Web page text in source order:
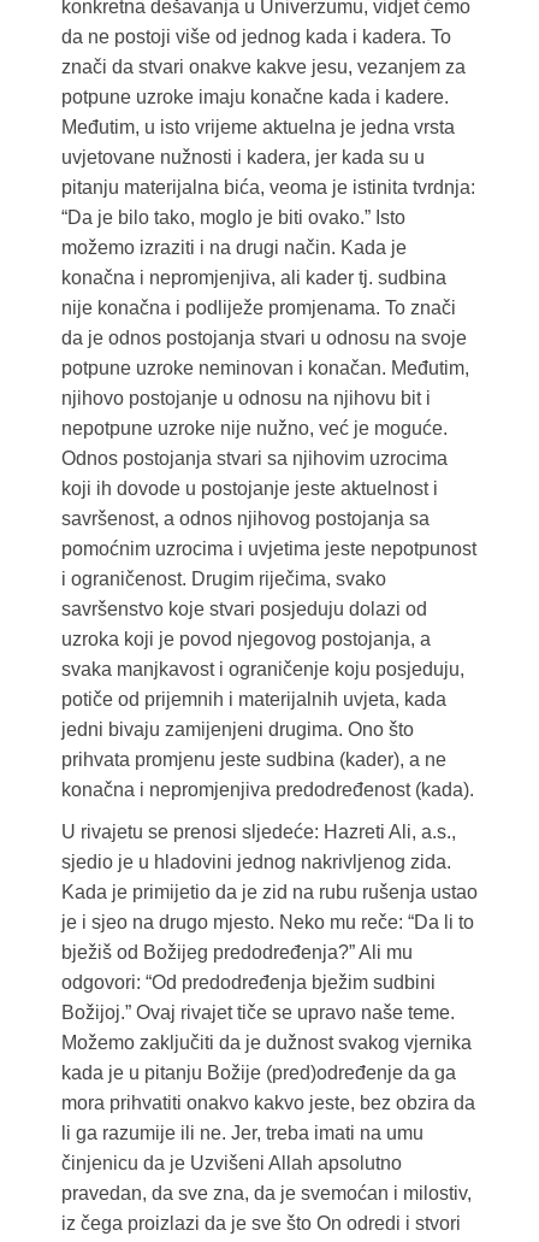
konkretna dešavanja u Univerzumu, vidjet ćemo
da ne postoji više od jednog kada i kadera. To
znači da stvari onakve kakve jesu, vezanjem za
potpune uzroke imaju konačne kada i kadere.
Međutim, u isto vrijeme aktuelna je jedna vrsta
uvjetovane nužnosti i kadera, jer kada su u
pitanju materijalna bića, veoma je istinita tvrdnja:
“Da je bilo tako, moglo je biti ovako.” Isto
možemo izraziti i na drugi način. Kada je
konačna i nepromjenjiva, ali kader tj. sudbina
nije konačna i podliježe promjenama. To znači
da je odnos postojanja stvari u odnosu na svoje
potpune uzroke neminovan i konačan. Međutim,
njihovo postojanje u odnosu na njihovu bit i
nepotpune uzroke nije nužno, već je moguće.
Odnos postojanja stvari sa njihovim uzrocima
koji ih dovode u postojanje jeste aktuelnost i
savršenost, a odnos njihovog postojanja sa
pomoćnim uzrocima i uvjetima jeste nepotpunost
i ograničenost. Drugim riječima, svako
savršenstvo koje stvari posjeduju dolazi od
uzroka koji je povod njegovog postojanja, a
svaka manjkavost i ograničenje koju posjeduju,
potiče od prijemnih i materijalnih uvjeta, kada
jedni bivaju zamijenjeni drugima. Ono što
prihvata promjenu jeste sudbina (kader), a ne
konačna i nepromjenjiva predodređenost (kada).
U rivajetu se prenosi sljedeće: Hazreti Ali, a.s.,
sjedio je u hladovini jednog nakrivljenog zida.
Kada je primijetio da je zid na rubu rušenja ustao
je i sjeo na drugo mjesto. Neko mu reče: “Da li to
bježiš od Božijeg predodređenja?” Ali mu
odgovori: “Od predodređenja bježim sudbini
Božijoj.” Ovaj rivajet tiče se upravo naše teme.
Možemo zaključiti da je dužnost svakog vjernika
kada je u pitanju Božije (pred)određenje da ga
mora prihvatiti onakvo kakvo jeste, bez obzira da
li ga razumije ili ne. Jer, treba imati na umu
činjenicu da je Uzvišeni Allah apsolutno
pravedan, da sve zna, da je svemoćan i milostiv,
iz čega proizlazi da je sve što On odredi i stvori